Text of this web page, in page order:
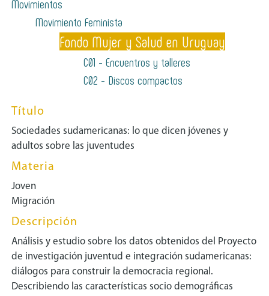
Movimientos
Movimiento Feminista
Fondo Mujer y Salud en Uruguay
C01 - Encuentros y talleres
C02 - Discos compactos
Título
Sociedades sudamericanas: lo que dicen jóvenes y
adultos sobre las juventudes
Materia
Joven
Migración
Descripción
Análisis y estudio sobre los datos obtenidos del Proyecto
de investigación juventud e integración sudamericanas:
diálogos para construir la democracia regional.
Describiendo las características socio demográficas